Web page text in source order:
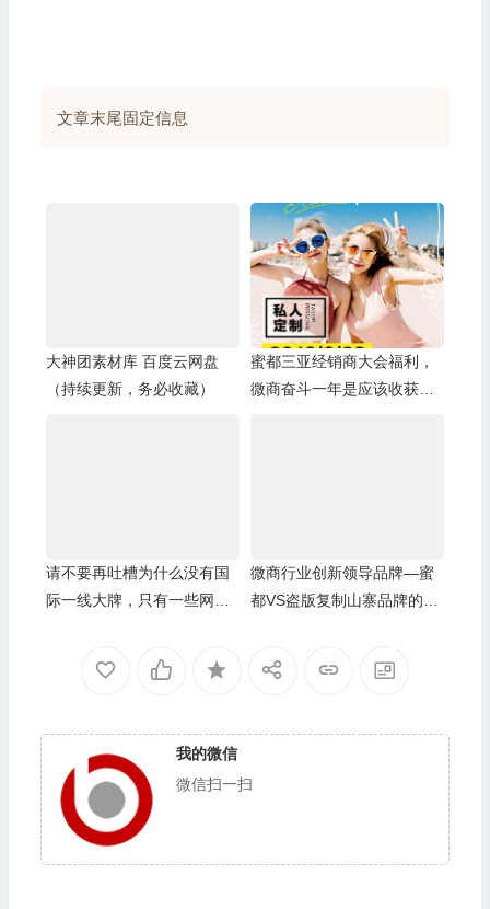
文章末尾固定信息
大神团素材库 百度云网盘
（持续更新，务必收藏）
蜜都三亚经销商大会福利，
微商奋斗一年是应该收获
请不要再吐槽为什么没有国
际一线大牌，只有一些网红
微商行业创新领导品牌—蜜
都VS盗版复制山寨品牌的对
我的微信
微信扫一扫